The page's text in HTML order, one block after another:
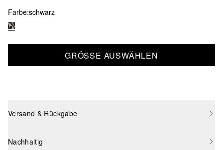
Farbe:schwarz
GRÖSSE AUSWÄHLEN
Versand & Rückgabe
Nachhaltig